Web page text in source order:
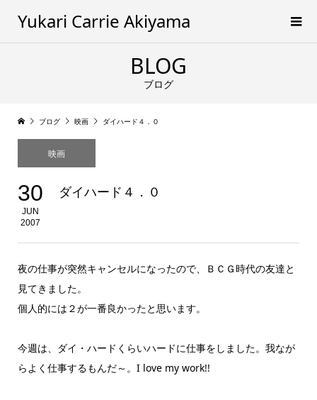
Yukari Carrie Akiyama
BLOG
ブログ
ブログ 映画 ダイハード４．０
映画
30
JUN
2007
ダイハード４．０
夜の仕事が突然キャンセルになったので、ＢＣＧ時代の友達と
見てきました。
個人的には２が一番良かったと思います。
今週は、ダイ・ハードくらいハードに仕事をしました。我なが
らよく仕事するもんだ～。I love my work!!